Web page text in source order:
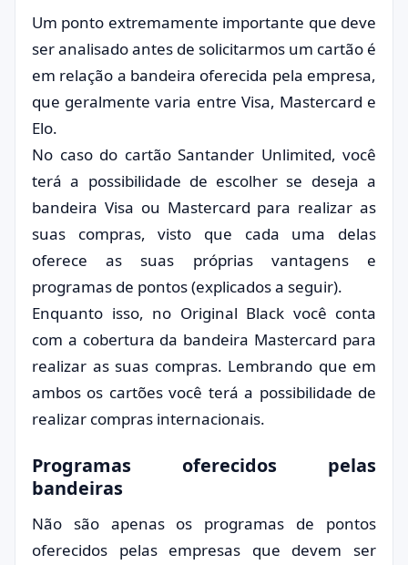
Um ponto extremamente importante que deve
ser analisado antes de solicitarmos um cartão é
em relação a bandeira oferecida pela empresa,
que geralmente varia entre Visa, Mastercard e
Elo.
No caso do cartão Santander Unlimited, você
terá a possibilidade de escolher se deseja a
bandeira Visa ou Mastercard para realizar as
suas compras, visto que cada uma delas
oferece as suas próprias vantagens e
programas de pontos (explicados a seguir).
Enquanto isso, no Original Black você conta
com a cobertura da bandeira Mastercard para
realizar as suas compras. Lembrando que em
ambos os cartões você terá a possibilidade de
realizar compras internacionais.
Programas oferecidos pelas
bandeiras
Não são apenas os programas de pontos
oferecidos pelas empresas que devem ser